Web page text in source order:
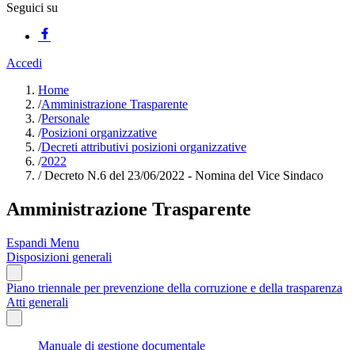
Seguici su
Accedi
Home
/Amministrazione Trasparente
/Personale
/Posizioni organizzative
/Decreti attributivi posizioni organizzative
/2022
/Decreto N.6 del 23/06/2022 - Nomina del Vice Sindaco
Amministrazione Trasparente
Espandi Menu
Disposizioni generali
Piano triennale per prevenzione della corruzione e della trasparenza
Atti generali
Manuale di gestione documentale